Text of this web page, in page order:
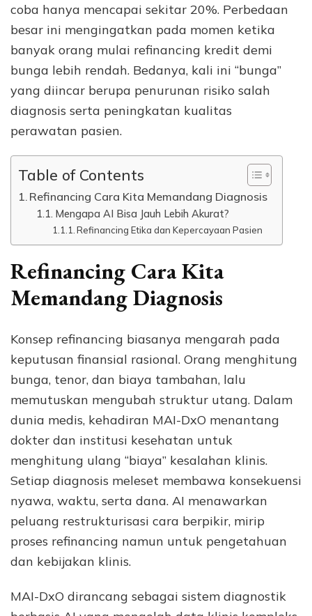
coba hanya mencapai sekitar 20%. Perbedaan
besar ini mengingatkan pada momen ketika
banyak orang mulai refinancing kredit demi
bunga lebih rendah. Bedanya, kali ini “bunga”
yang diincar berupa penurunan risiko salah
diagnosis serta peningkatan kualitas
perawatan pasien.
Table of Contents
Refinancing Cara Kita Memandang Diagnosis
Mengapa AI Bisa Jauh Lebih Akurat?
Refinancing Etika dan Kepercayaan Pasien
Refinancing Cara Kita
Memandang Diagnosis
Konsep refinancing biasanya mengarah pada
keputusan finansial rasional. Orang menghitung
bunga, tenor, dan biaya tambahan, lalu
memutuskan mengubah struktur utang. Dalam
dunia medis, kehadiran MAI-DxO menantang
dokter dan institusi kesehatan untuk
menghitung ulang “biaya” kesalahan klinis.
Setiap diagnosis meleset membawa konsekuensi
nyawa, waktu, serta dana. AI menawarkan
peluang restrukturisasi cara berpikir, mirip
proses refinancing namun untuk pengetahuan
dan kebijakan klinis.
MAI-DxO dirancang sebagai sistem diagnostik